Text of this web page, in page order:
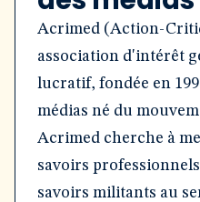
Acrimed (Action-
association d'intérêt
lucratif, fondée en
médias né du
Acrimed cherche à
savoirs
savoirs militants au